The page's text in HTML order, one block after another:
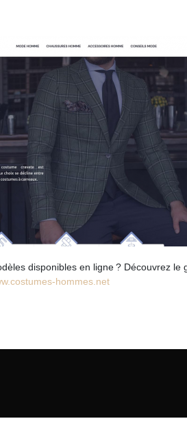
disponibles en ligne ? Découvrez
hommes.net